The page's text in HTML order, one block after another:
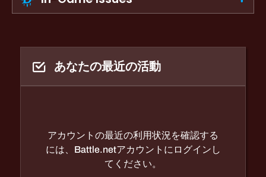
あなたの最近の活動
アカウントの最近の利用状況を確認する
には、Battle.netアカウントにログインし
てください。